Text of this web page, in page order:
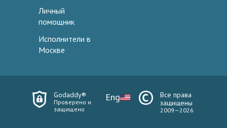
Личный
помощник
Исполнители в
Москве
Godaddy®
Проверено и
защищено
Eng
Все права
защищены
2009—2026